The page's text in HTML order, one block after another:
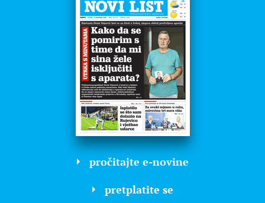
pročitajte e-novine
pretplatite se